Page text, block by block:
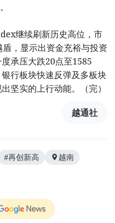
继续刷新历史高位，市
，显示出资金充裕与投资
承压大跌20点至1585
行板块快速反弹及多板块
坚实的上行动能。（完）
越通社
#再创新高 越南